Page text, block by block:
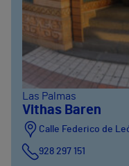
Las Palmas
Vithas Baren
Calle Federico de
928 297 151